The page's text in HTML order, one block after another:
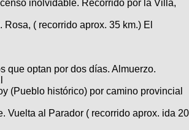
inolvidable. Recorrido por la Villa,
( recorrido aprox. 35 km.) El
que optan por dos días. Almuerzo.
(Pueblo histórico) por camino provincial
Vuelta al Parador ( recorrido aprox. ida 20